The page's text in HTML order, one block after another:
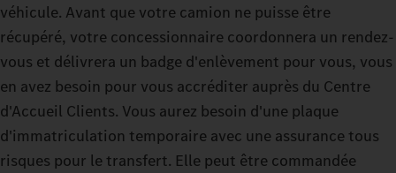
véhicule. Avant que votre camion ne puisse être
récupéré, votre concessionnaire coordonnera un rendez-
vous et délivrera un badge d'enlèvement pour vous, vous
en avez besoin pour vous accréditer auprès du Centre
d'Accueil Clients. Vous aurez besoin d'une plaque
d'immatriculation temporaire avec une assurance tous
risques pour le transfert. Elle peut être commandée